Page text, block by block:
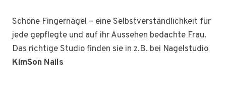
Schöne Fingernägel – eine Selbstverständlichkeit für
jede gepflegte und auf ihr Aussehen bedachte Frau.
Das richtige Studio finden sie in z.B. bei Nagelstudio
KimSon Nails